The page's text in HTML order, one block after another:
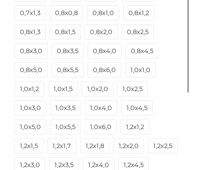
0,7х1,3 0,8х0,8 0,8х1,0 0,8х1,2
0,8х1,3 0,8х1,5 0,8х2,0 0,8х2,5
0,8х3,0 0,8х3,5 0,8х4,0 0,8х4,5
0,8х5,0 0,8х5,5 0,8х6,0 1,0х1,0
1,0х1,2 1,0х1,5 1,0х2,0 1,0х2,5
1,0х3,0 1,0х3,5 1,0х4,0 1,0х4,5
1,0х5,0 1,0х5,5 1,0х6,0 1,2х1,2
1,2х1,5 1,2х1,7 1,2х1,8 1,2х2,0 1,2х2,5
1,2х3,0 1,2х3,5 1,2х4,0 1,2х4,5